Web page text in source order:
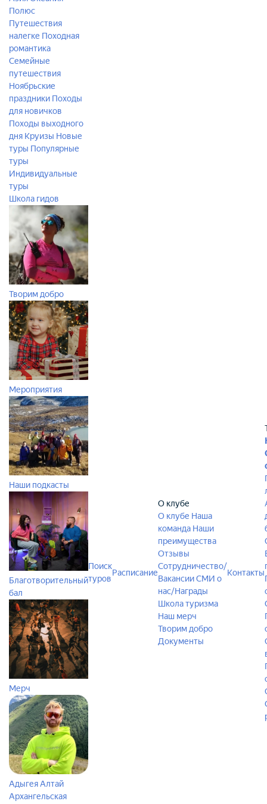
Полюс
Путешествия
налегке Походная
романтика
Семейные
путешествия
Ноябрьские
праздники Походы
для новичков
Походы выходного
дня Круизы Новые
туры Популярные
туры
Индивидуальные
туры
Школа гидов
Творим добро
Мероприятия
Наши подкасты
Благотворительный
бал
Мерч
АдыгеяАлтай
Архангельская
Поиск
туров
Расписание
О клубе
О клубе Наша
команда Наши
преимущества
Отзывы
Сотрудничество/
ВакансииСМИ о
нас/Награды
Школа туризма
Наш мерч
Творим добро
Документы
Контакты